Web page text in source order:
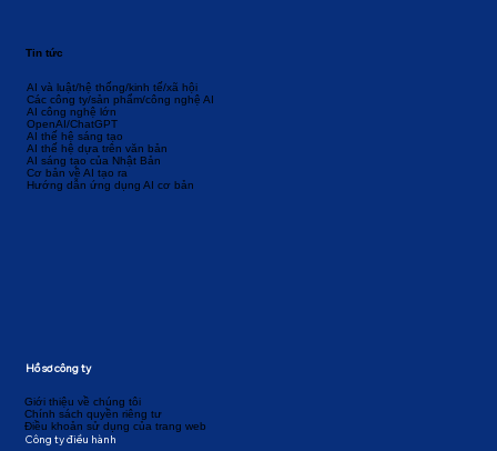
AI và luật/hệ thống/kinh tế/xã hội
Các công ty/sản phẩm/công nghệ AI
AI công nghệ lớn
OpenAI/ChatGPT
AI thế hệ sáng tạo
AI thế hệ dựa trên văn bản
AI sáng tạo của Nhật Bản
Cơ bản về AI tạo ra
Hướng dẫn ứng dụng AI cơ bản
Tin tức
Giới thiệu về chúng tôi
Chính sách quyền riêng tư
Điều khoản sử dụng của trang web
Công ty điều hành
Hồ sơ công ty